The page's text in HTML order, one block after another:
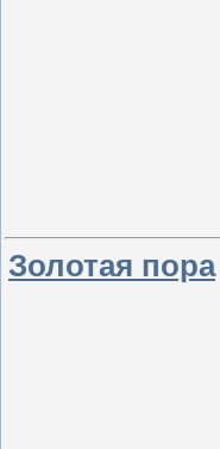
Золотая пора